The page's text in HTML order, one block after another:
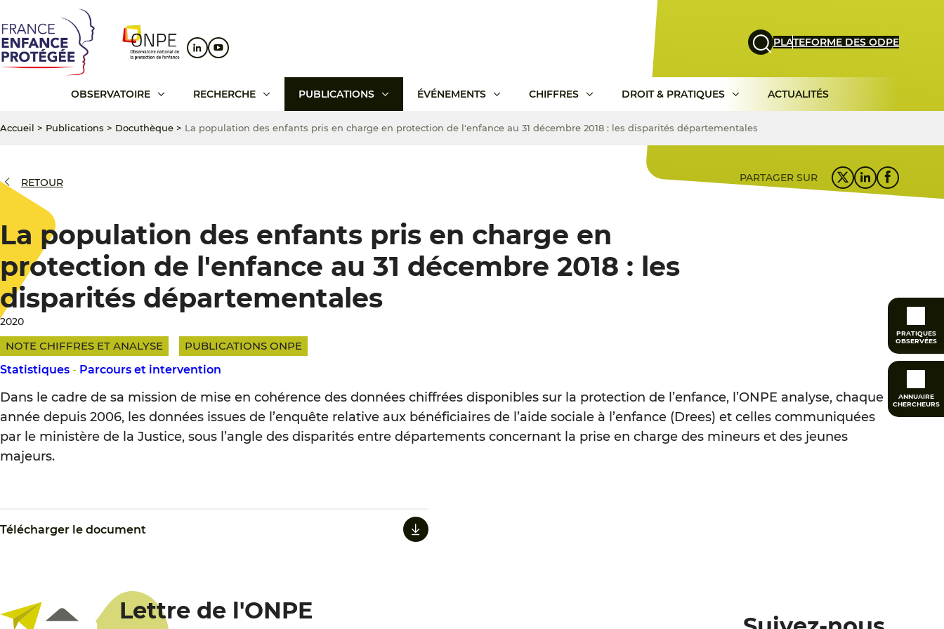
au
contenu
principal
au
menu
principal
au
pied
de
page
PLATEFORME DES ODPE
OBSERVATOIRE RECHERCHE PUBLICATIONS ÉVÉNEMENTS CHIFFRES DROIT & PRATIQUES ACTUALITÉS
PRATIQUES
OBSERVÉES
ANNUAIRE
CHERCHEURS
Accueil > Publications > Docuthèque > La population des enfants pris en charge en protection de l'enfance au 31 décembre 2018 : les disparités départementales
RETOUR PARTAGER SUR
La population des enfants pris en charge en
protection de l'enfance au 31 décembre 2018 : les
disparités départementales
2020
NOTE CHIFFRES ET ANALYSE
PUBLICATIONS ONPE
Statistiques - Parcours et intervention
Dans le cadre de sa mission de mise en cohérence des données chiffrées disponibles sur la protection de l’enfance, l’ONPE analyse, chaque
année depuis 2006, les données issues de l’enquête relative aux bénéficiaires de l’aide sociale à l’enfance (Drees) et celles communiquées
par le ministère de la Justice, sous l’angle des disparités entre départements concernant la prise en charge des mineurs et des jeunes
majeurs.
Télécharger le document
Lettre de l'ONPE